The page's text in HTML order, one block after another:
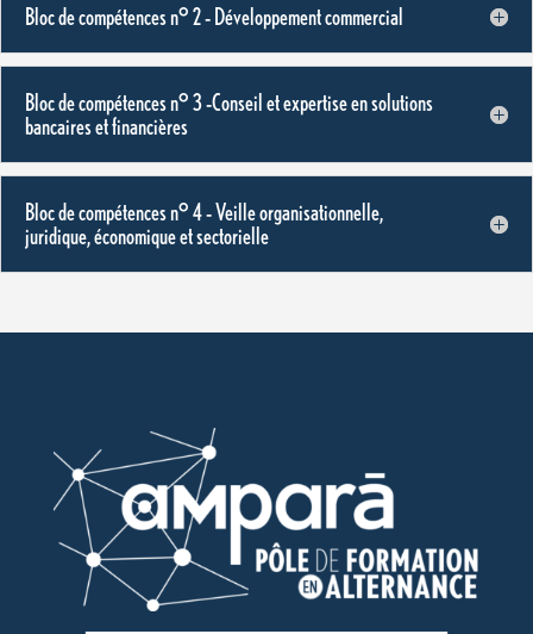
Bloc de compétences n° 2 – Développement commercial
Bloc de compétences n° 3 –Conseil et expertise en solutions
bancaires et financières
Bloc de compétences n° 4 – Veille organisationnelle,
juridique, économique et sectorielle